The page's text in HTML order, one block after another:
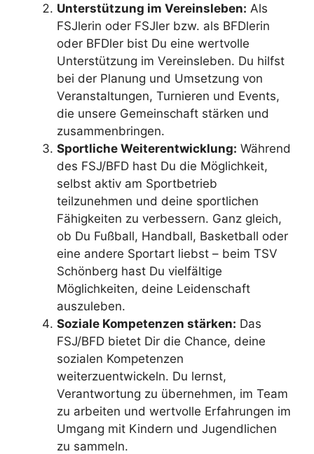
Unterstützung im Vereinsleben: Als
FSJlerin oder FSJler bzw. als BFDlerin
oder BFDler bist Du eine wertvolle
Unterstützung im Vereinsleben. Du hilfst
bei der Planung und Umsetzung von
Veranstaltungen, Turnieren und Events,
die unsere Gemeinschaft stärken und
zusammenbringen.
Sportliche Weiterentwicklung: Während
des FSJ/BFD hast Du die Möglichkeit,
selbst aktiv am Sportbetrieb
teilzunehmen und deine sportlichen
Fähigkeiten zu verbessern. Ganz gleich,
ob Du Fußball, Handball, Basketball oder
eine andere Sportart liebst – beim TSV
Schönberg hast Du vielfältige
Möglichkeiten, deine Leidenschaft
auszuleben.
Soziale Kompetenzen stärken: Das
FSJ/BFD bietet Dir die Chance, deine
sozialen Kompetenzen
weiterzuentwickeln. Du lernst,
Verantwortung zu übernehmen, im Team
zu arbeiten und wertvolle Erfahrungen im
Umgang mit Kindern und Jugendlichen
zu sammeln.